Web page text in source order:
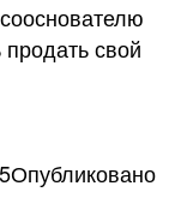
свой
Опубликовано